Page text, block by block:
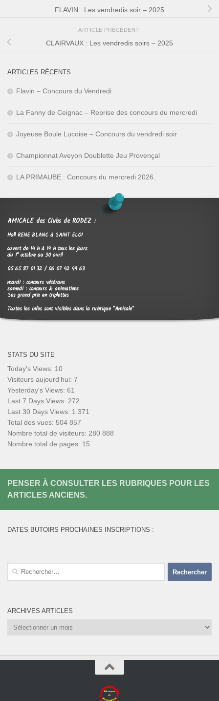
FLAVIN : Les vendredis soir – 2025
ARTICLE PRÉCÉDENT
CLAIRVAUX : Les vendredis soirs – 2025
ARTICLES RÉCENTS
Flavin – Concours du Vendredi
La Fanny de Ceignac – Reprise des concours du mercredi
Joyeuse Boule Lucoise – Concours du vendredi soir
Championnat Aveyon Doublette Jeu Provençal
LA PRIMAUBE : Concours du mercredi 2026.
AMICALE des Clubs de RODEZ :
Hall RENE BLANC à SAINT ELOI
ouvert de 14 h à 19 h tous les jours
du 1° octobre au 30 avril
05 65 87 01 32 / 06 07 42 49 63
mardi : concours vétérans
samedi : concours & animations
Ses grand prix en triplettes
Toutes les infos sont visibles dans la rubrique "Amicale"
STATS DU SITE
Today's Views: 10
Visiteurs aujourd’hui: 7
Yesterday's Views: 61
Last 7 Days Views: 272
Last 30 Days Views: 1 371
Total des vues: 504 857
Nombre total de visiteurs: 280 888
Nombre total de pages: 15
PENSER À CONSULTER LES RUBRIQUES POUR LES
ARTICLES ANCIENS.
DATES BUTOIRS PROCHAINES INSCRIPTIONS :
Rechercher :
ARCHIVES ARTICLES
Archives